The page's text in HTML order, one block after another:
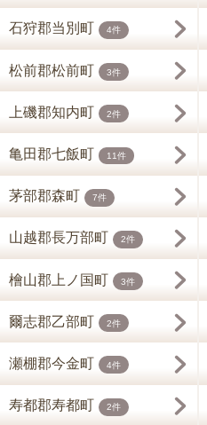
石狩郡当別町 4件
松前郡松前町 3件
上磯郡知内町 2件
亀田郡七飯町 11件
茅部郡森町 7件
山越郡長万部町 2件
檜山郡上ノ国町 3件
爾志郡乙部町 2件
瀬棚郡今金町 4件
寿都郡寿都町 2件